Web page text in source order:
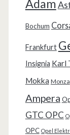
Adam
Bochum
Frankfurt
Insignia Karl
Mokka Monza
Ampera
GTC OPC
OPC Opel